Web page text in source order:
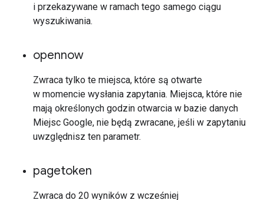
i przekazywane w ramach tego samego ciągu
wyszukiwania.
opennow
Zwraca tylko te miejsca, które są otwarte
w momencie wysłania zapytania. Miejsca, które nie
mają określonych godzin otwarcia w bazie danych
Miejsc Google, nie będą zwracane, jeśli w zapytaniu
uwzględnisz ten parametr.
pagetoken
Zwraca do 20 wyników z wcześniej